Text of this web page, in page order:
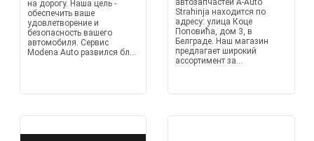
на дорогу. Наша цель -
обеспечить ваше
удовлетворение и
безопасность вашего
автомобиля. Сервис
Modena Auto развился бл...
автозапчастей A-Auto
Strahinja находится по
адресу: улица Коце
Поповића, дом 3, в
Белграде. Наш магазин
предлагает широкий
ассортимент за...